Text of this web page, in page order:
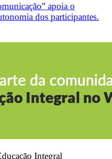
apoia o
dos participantes.
Integral